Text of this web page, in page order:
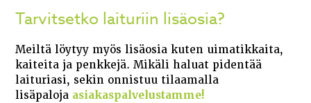
Tarvitsetko laituriin lisäosia?
Meiltä löytyy myös lisäosia kuten uimatikkaita,
kaiteita ja penkkejä. Mikäli haluat pidentää
laituriasi, sekin onnistuu tilaamalla
lisäpaloja asiakaspalvelustamme!